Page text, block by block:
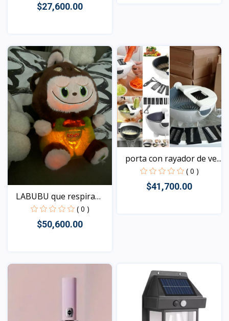
$27,600.00
Vista
LABUBU que respira
edic...
( 0 )
$50,600.00
Vista
porta con rayador de ve...
( 0 )
$41,700.00